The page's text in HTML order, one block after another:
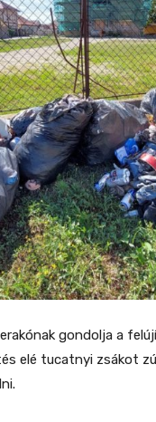
gondolja a
elé tucatnyi zsákot